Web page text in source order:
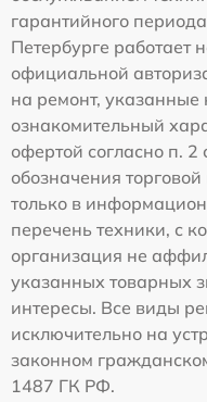
гарантийного
Петербурге работает
официальной
на ремонт, указанные
ознакомительный
офертой согласно п.
обозначения
только в
перечень техники, с
организация не
указанных товарных
интересы. Все виды
исключительно на
законном гражданском
1487 ГК РФ.